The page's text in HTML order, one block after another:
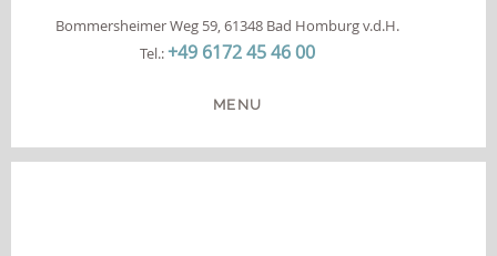
Bommersheimer Weg 59, 61348 Bad Homburg v.d.H.
Tel.:+49 6172 45 46 00
MENU
HOME